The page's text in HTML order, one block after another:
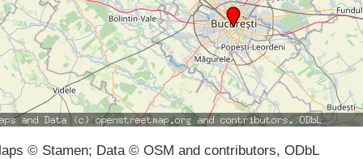
© Stamen; Data © OSM and contributors, ODbL